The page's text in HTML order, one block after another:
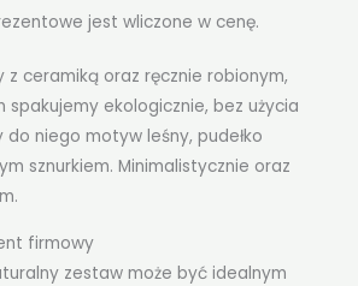
jest wliczone w cenę.
ceramiką oraz ręcznie robionym,
spakujemy ekologicznie, bez użycia
do niego motyw leśny, pudełko
sznurkiem. Minimalistycznie oraz
firmowy
zestaw może być idealnym